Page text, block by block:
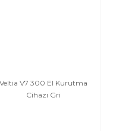
Veltia V7 300 El Kurutma
Cihazı Gri